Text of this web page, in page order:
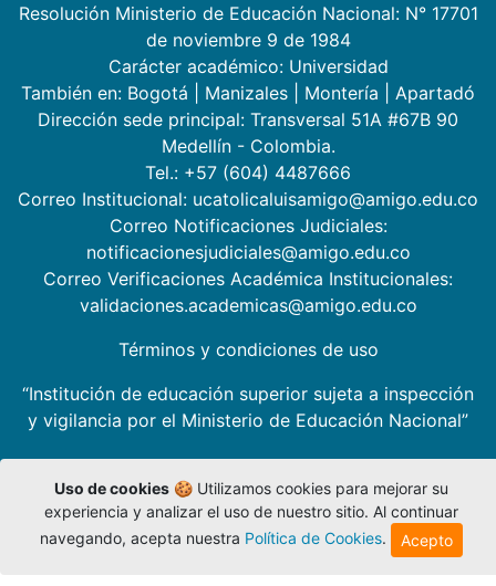
Resolución Ministerio de Educación Nacional: N° 17701
de noviembre 9 de 1984
Carácter académico: Universidad
También en: Bogotá Manizales Montería
Apartadó
Dirección sede principal: Transversal 51A #67B 90
Medellín - Colombia.
Tel.: +57 (604) 4487666
Correo Institucional: ucatolicaluisamigo@amigo.edu.co
Correo Notificaciones Judiciales:
notificacionesjudiciales@amigo.edu.co
Correo Verificaciones Académica Institucionales:
validaciones.academicas@amigo.edu.co
Términos y condiciones de uso
“Institución de educación superior sujeta a inspección
y vigilancia por el Ministerio de Educación Nacional”
Uso de cookies🍪 Utilizamos cookies para mejorar su
experiencia y analizar el uso de nuestro sitio. Al continuar
navegando, acepta nuestra Política de Cookies. Acepto